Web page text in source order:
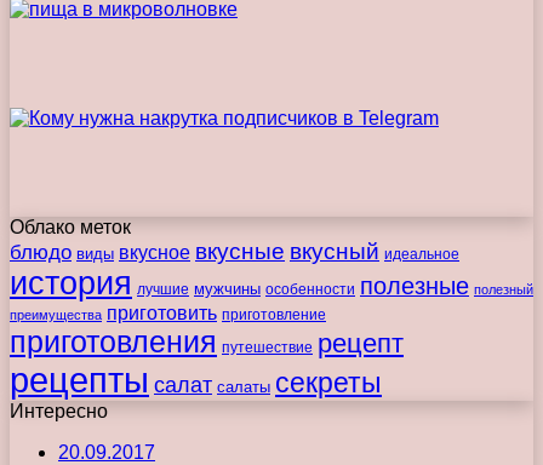
Облако меток
блюдо виды вкусное вкусные вкусный идеальное
история лучшие мужчины особенности полезные полезный
преимущества приготовить приготовление
приготовления путешествие рецепт
рецепты салат салаты секреты
Интересно
20.09.2017